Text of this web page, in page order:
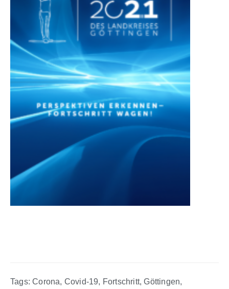
Tags: Corona, Covid-19, Fortschritt,Göttingen,